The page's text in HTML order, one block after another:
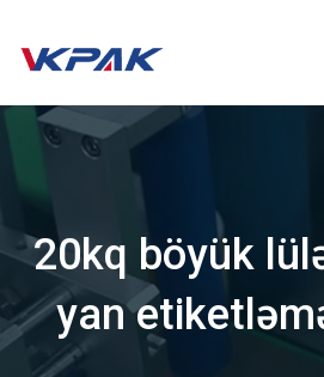
Məzmuna
20kq böyük
yan